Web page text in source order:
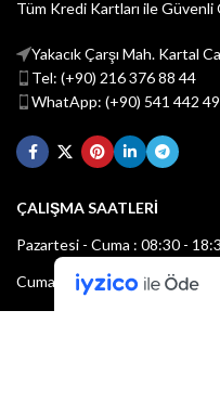
Tüm Kredi Kartları ile Güvenli
Yakacık Çarşı Mah. Kartal
Tel: (+90) 216 376 88 44
WhatApp: (+90) 541 442
ÇALIŞMA SAATLERİ
Pazartesi - Cuma : 08:30 -
Cumartesi : 08:30 - 13:00